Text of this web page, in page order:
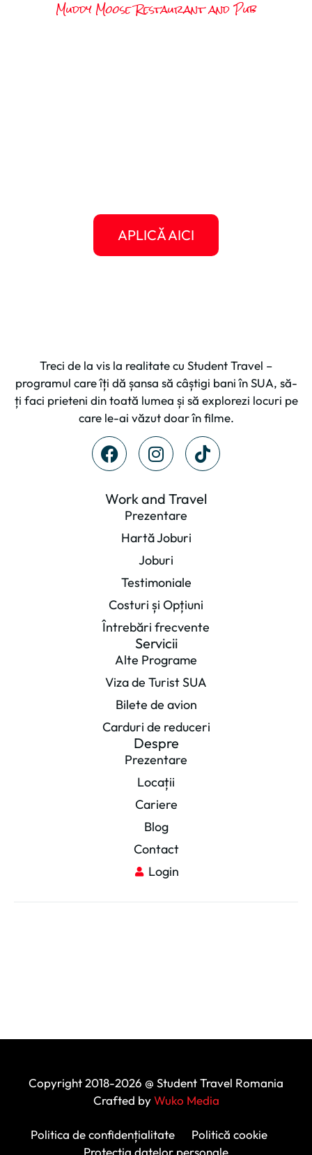
Muddy Moose Restaurant and Pub
Ești pregătit să îți alegi
APLICĂ AICI
Treci de la vis la realitate cu Student Travel –
programul care îți dă șansa să câștigi bani în SUA, să-
ți faci prieteni din toată lumea și să explorezi locuri pe
care le-ai văzut doar în filme.
Work and Travel
Prezentare
Hartă Joburi
Joburi
Testimoniale
Costuri și Opțiuni
Întrebări frecvente
Servicii
Alte Programe
Viza de Turist SUA
Bilete de avion
Carduri de reduceri
Despre
Prezentare
Locații
Cariere
Blog
Contact
Login
Copyright 2018-2026 @ Student Travel Romania
Crafted byWuko Media
Politica de confidențialitate
Politică cookie